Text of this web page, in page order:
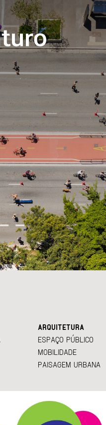
ARQUITETURA
ESPAÇO PÚBLICO
MOBILIDADE
PAISAGEM URBANA